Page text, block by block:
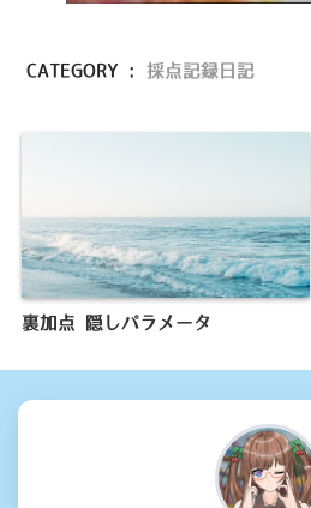
CATEGORY : 採点記録日記
裏加点 隠しパラメータ